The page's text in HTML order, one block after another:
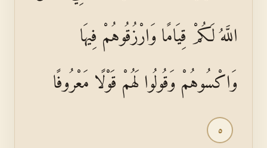
اللَّهُ لَكُمْ قِيَامًا وَارْزُقُوهُمْ فِيهَا
وَاكْسُوهُمْ وَقُولُوا لَهُمْ قَوْلًا مَعْرُوفًا
٥